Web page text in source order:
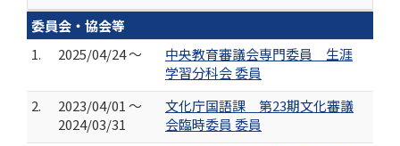
委員会・協会等
1.
2025/04/24 ～
中央教育審議会専門委員 生涯
学習分科会 委員
2.
2023/04/01 ～
2024/03/31
文化庁国語課 第23期文化審議
会臨時委員 委員